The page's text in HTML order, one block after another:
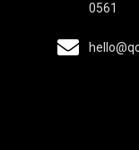
0561